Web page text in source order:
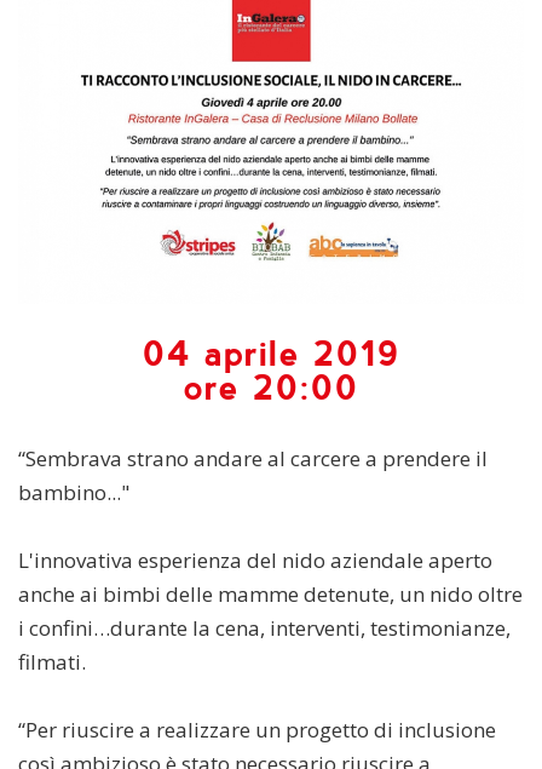
04 aprile 2019
ore 20:00
“Sembrava strano andare al carcere a prendere il
bambino..."
L'innovativa esperienza del nido aziendale aperto
anche ai bimbi delle mamme detenute, un nido oltre
i confini…durante la cena, interventi, testimonianze,
filmati.
“Per riuscire a realizzare un progetto di inclusione
così ambizioso è stato necessario riuscire a